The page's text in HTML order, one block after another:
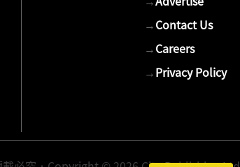
→Contact Us
→Careers
→Privacy Policy